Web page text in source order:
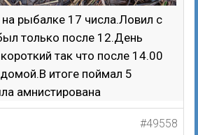
рыбалке 17 числа.Ловил с
только после 12.День
так что после 14.00
итоге поймал 5
амнистирована
#49558